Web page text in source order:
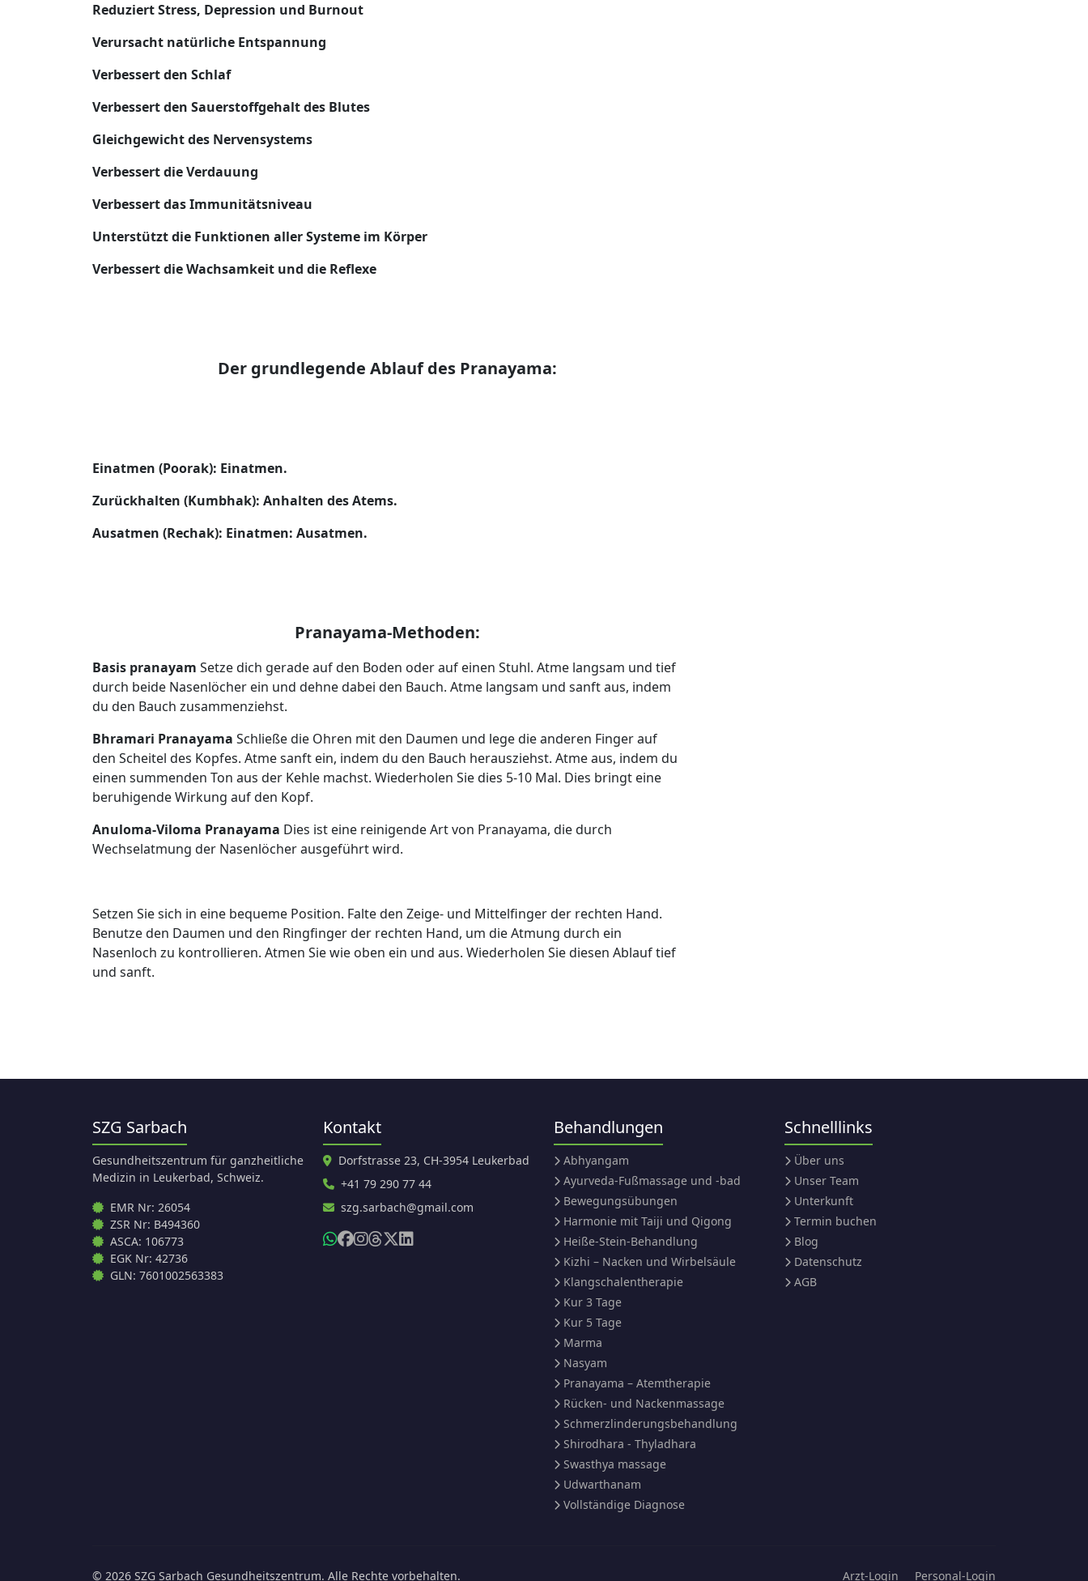
Reduziert Stress, Depression und Burnout
Verursacht natürliche Entspannung
Verbessert den Schlaf
Verbessert den Sauerstoffgehalt des Blutes
Gleichgewicht des Nervensystems
Verbessert die Verdauung
Verbessert das Immunitätsniveau
Unterstützt die Funktionen aller Systeme im Körper
Verbessert die Wachsamkeit und die Reflexe
Der grundlegende Ablauf des Pranayama:
Einatmen (Poorak): Einatmen.
Zurückhalten (Kumbhak): Anhalten des Atems.
Ausatmen (Rechak): Einatmen: Ausatmen.
Pranayama-Methoden:
Basis pranayam Setze dich gerade auf den Boden oder auf einen Stuhl. Atme langsam und tief
durch beide Nasenlöcher ein und dehne dabei den Bauch. Atme langsam und sanft aus, indem
du den Bauch zusammenziehst.
Bhramari Pranayama Schließe die Ohren mit den Daumen und lege die anderen Finger auf
den Scheitel des Kopfes. Atme sanft ein, indem du den Bauch herausziehst. Atme aus, indem du
einen summenden Ton aus der Kehle machst. Wiederholen Sie dies 5-10 Mal. Dies bringt eine
beruhigende Wirkung auf den Kopf.
Anuloma-Viloma Pranayama Dies ist eine reinigende Art von Pranayama, die durch
Wechselatmung der Nasenlöcher ausgeführt wird.
Setzen Sie sich in eine bequeme Position. Falte den Zeige- und Mittelfinger der rechten Hand.
Benutze den Daumen und den Ringfinger der rechten Hand, um die Atmung durch ein
Nasenloch zu kontrollieren. Atmen Sie wie oben ein und aus. Wiederholen Sie diesen Ablauf tief
und sanft.
SZG Sarbach
Gesundheitszentrum für ganzheitliche
Medizin in Leukerbad, Schweiz.
EMR Nr: 26054
ZSR Nr: B494360
ASCA: 106773
EGK Nr: 42736
GLN: 7601002563383
Kontakt
Dorfstrasse 23, CH-3954 Leukerbad
+41 79 290 77 44
szg.sarbach@gmail.com
Behandlungen
Abhyangam
Ayurveda-Fußmassage und -bad
Bewegungsübungen
Harmonie mit Taiji und Qigong
Heiße-Stein-Behandlung
Kizhi – Nacken und Wirbelsäule
Klangschalentherapie
Kur 3 Tage
Kur 5 Tage
Marma
Nasyam
Pranayama – Atemtherapie
Rücken- und Nackenmassage
Schmerzlinderungsbehandlung
Shirodhara - Thyladhara
Swasthya massage
Udwarthanam
Vollständige Diagnose
Schnelllinks
Über uns
Unser Team
Unterkunft
Termin buchen
Blog
Datenschutz
AGB
© 2026 SZG Sarbach Gesundheitszentrum. Alle Rechte vorbehalten. Arzt-Login Personal-Login